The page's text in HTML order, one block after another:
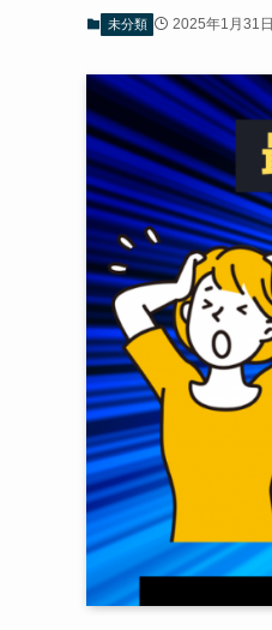
未分類 2025年1月31日